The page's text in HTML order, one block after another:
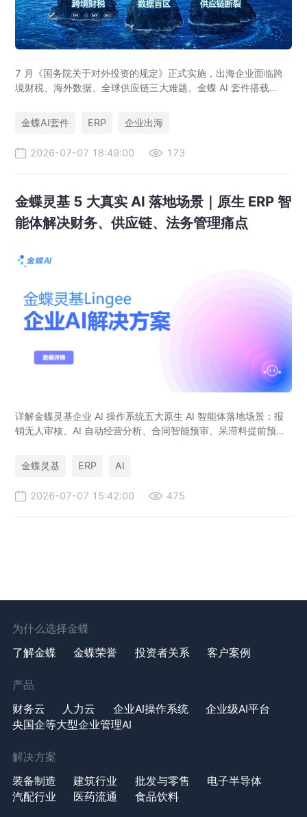
7 月《国务院关于对外投资的规定》正式实施，出海企业面临跨
境财税、海外数据、全球供应链三大难题。金蝶 AI 套件搭载
规、全球 ERP 可视、供应链智能风控，适配东南亚多国本地化经
营。
金蝶AI套件 ERP 企业出海
2026-07-07 18:49:00 173
金蝶灵基 5 大真实 AI 落地场景｜原生 ERP 智
能体解决财务、供应链、法务管理痛点
详解金蝶灵基企业 AI 操作系统五大原生 AI 智能体落地场景：报
销无人审核、AI 自动经营分析、合同智能预审、呆滞料提前预
金蝶灵基
ERP AI
2026-07-07 15:42:00 475
为什么选择金蝶
了解金蝶
金蝶荣誉 投资者关系 客户案例
产品
财务云
人力云 企业AI操作系统
企业级AI平台
央国企等大型企业管理AI
解决方案
装备制造
建筑行业 批发与零售
电子半导体
汽配行业
医药流通 食品饮料